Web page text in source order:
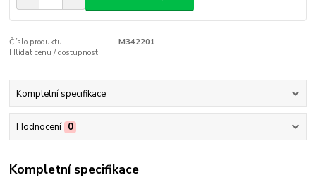
Číslo produktu:
M342201
Hlídat cenu / dostupnost
Kompletní specifikace
Hodnocení 0
Kompletní specifikace